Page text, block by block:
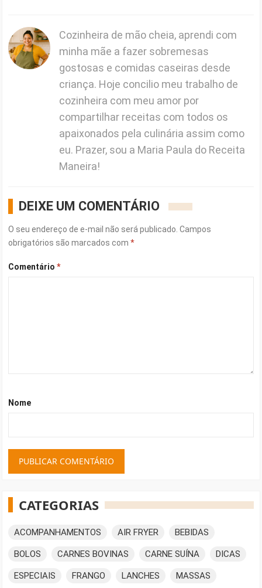
Cozinheira de mão cheia, aprendi com
minha mãe a fazer sobremesas
gostosas e comidas caseiras desde
criança. Hoje concilio meu trabalho de
cozinheira com meu amor por
compartilhar receitas com todos os
apaixonados pela culinária assim como
eu. Prazer, sou a Maria Paula do Receita
Maneira!
DEIXE UM COMENTÁRIO
O seu endereço de e-mail não será publicado. Campos
obrigatórios são marcados com*
Comentário*
Nome
CATEGORIAS
ACOMPANHAMENTOS AIR FRYER BEBIDAS
BOLOS CARNES BOVINAS CARNE SUÍNA DICAS
ESPECIAIS FRANGO LANCHES MASSAS